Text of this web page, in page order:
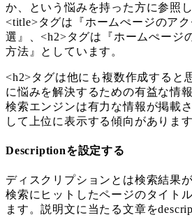
か、という悩みを持った方に参照
<title>タグは『ホームぺージのア
選』、<h2>タグは『ホームぺージ
方法』としています。
<h2>タグは他にも複数作成すると
に悩みを解決するための有益な情
検索エンジンは有力な情報が掲載
して上位に表示する傾向があります
Descriptionを設定する
ディスクリプションとは検索結果
検索にヒットしたページのタイト
ます。説明文に当たる文章を